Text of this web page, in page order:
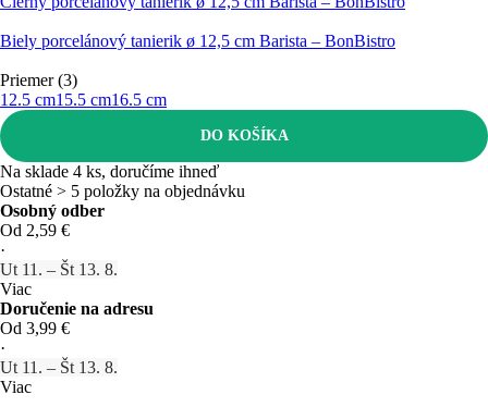
Biely porcelánový tanierik ø 12,5 cm Barista – BonBistro
Priemer (3)
12.5 cm15.5 cm16.5 cm
DO KOŠÍKA
Na sklade 4 ks, doručíme ihneď
Ostatné > 5 položky na objednávku
Osobný odber
Od 2,59 €
·
Ut 11. – Št 13. 8.
Viac
Doručenie na adresu
Od 3,99 €
·
Ut 11. – Št 13. 8.
Viac